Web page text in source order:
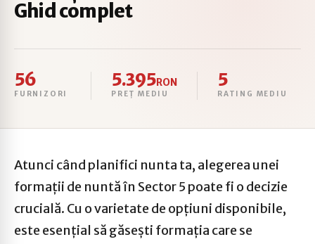
Ghid complet
56
FURNIZORI
5.395RON
PREȚ MEDIU
5
RATING MEDIU
Atunci când planifici nunta ta, alegerea unei
formații de nuntă în Sector 5 poate fi o decizie
crucială. Cu o varietate de opțiuni disponibile,
este esențial să găsești formația care se